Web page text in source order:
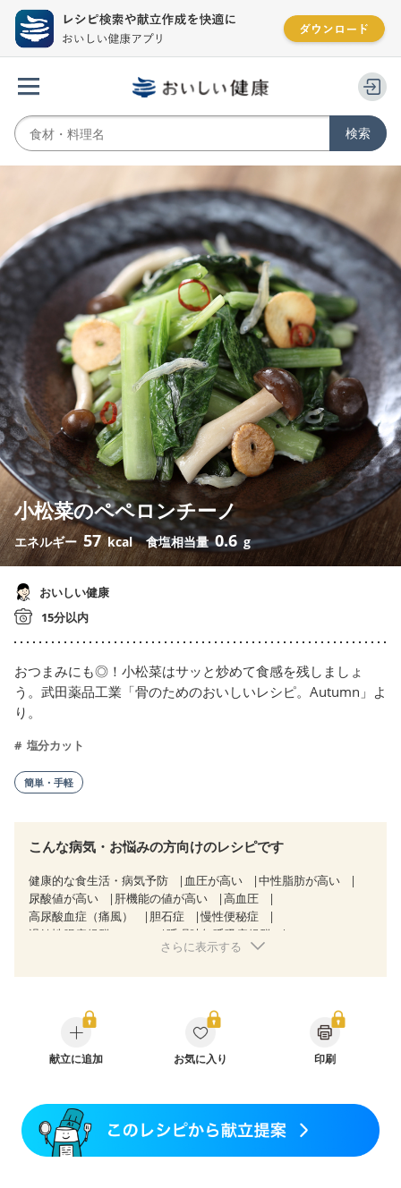
小松菜のペペロンチーノ
エネルギー57 kcal 食塩相当量0.6 g
おいしい健康
15分以内
おつまみにも◎！小松菜はサッと炒めて食感を残しましょ
う。武田薬品工業「骨のためのおいしいレシピ。Autumn」よ
り。
塩分カット
簡単・手軽
こんな病気・お悩みの方向けのレシピです
健康的な食生活・病気予防 血圧が高い
中性脂肪が高い
尿酸値が高い
肝機能の値が高い
高血圧
高尿酸血症（痛風）
胆石症
慢性便秘症
過敏性腸症候群（IBS）
睡眠時無呼吸症候群
乳がん（抗がん剤治療中）
乳がん（ホルモン療法中）
フレイル（年齢に合わせた体作り）
貧血対策
ニキビ・肌荒れ
更年期
さらに表示する
献立に追加 お気に入り 印刷